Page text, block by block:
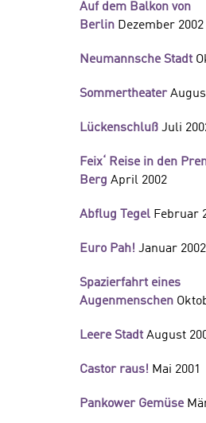
Auf dem Balkon von
Berlin Dezember 2002
Neumannsche Stadt
Sommertheater
Lückenschluß Juli
Feix‘ Reise in den
Berg April 2002
Abflug Tegel Februar
Euro Pah! Januar 2002
Spazierfahrt eines
Augenmenschen
Leere Stadt August
Castor raus! Mai 2001
Pankower Gemüse